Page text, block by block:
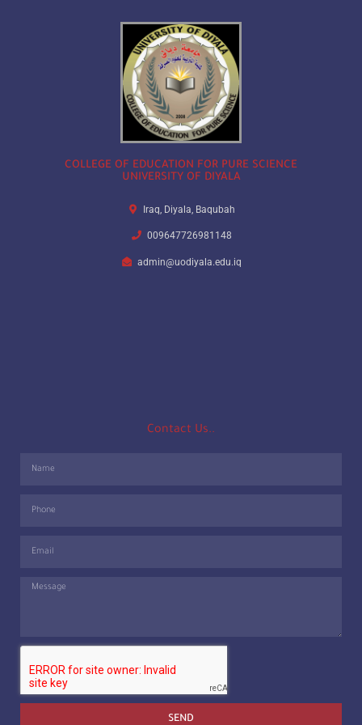
COLLEGE OF EDUCATION FOR PURE SCIENCE
UNIVERSITY OF DIYALA
Iraq, Diyala, Baqubah
009647726981148
admin@uodiyala.edu.iq
Contact Us..
SEND